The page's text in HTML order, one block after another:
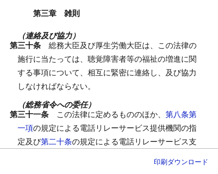
第三章 雑則
（連絡及び協力）
第三十条 総務大臣及び厚生労働大臣は、この法律の
施行に当たっては、聴覚障害者等の福祉の増進に関
する事項について、相互に緊密に連絡し、及び協力
しなければならない。
（総務省令への委任）
第三十一条 この法律に定めるもののほか、 第八条第
一項の規定による電話リレーサービス提供機関の指
定及び第二十条の規定による電話リレーサービス支
施行に関し必要な事項は、総務省令で定める。
印刷ダウンロード